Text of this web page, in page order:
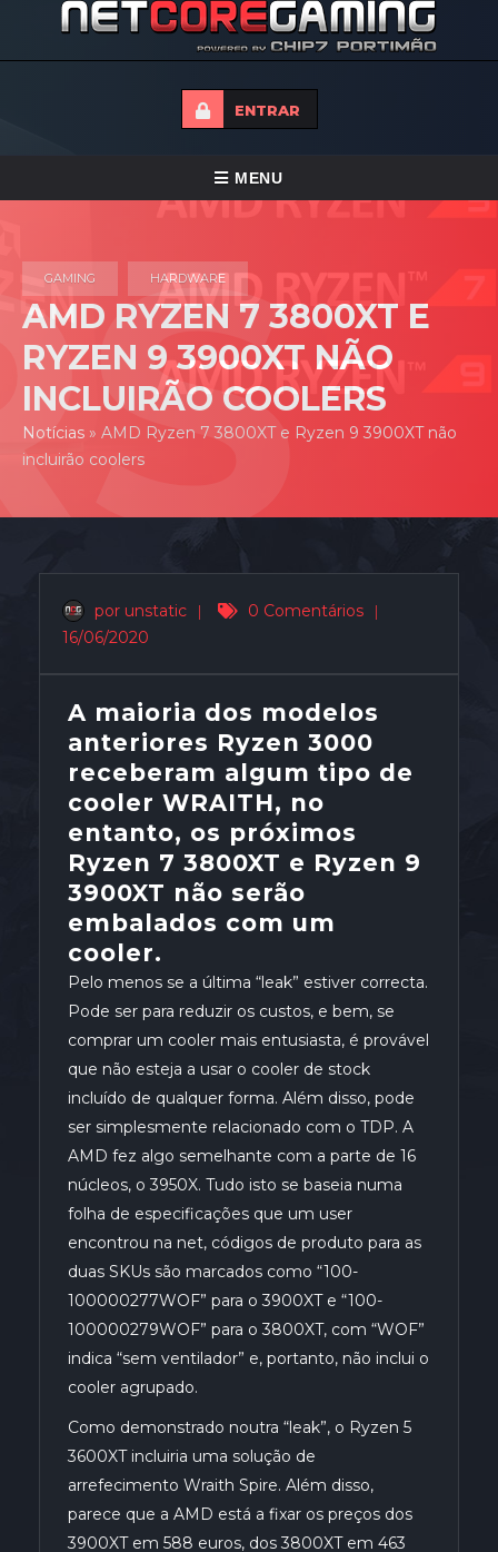
ENTRAR
ALTERNAR
MENU
TORNEIOS
NOTICIAS
FORUMS
CONTACTO
GAMING HARDWARE
AMD RYZEN 7 3800XT E
RYZEN 9 3900XT NÃO
INCLUIRÃO COOLERS
Notícias » AMD Ryzen 7 3800XT e Ryzen 9 3900XT não
incluirão coolers
por unstatic | 0 Comentários
|
16/06/2020
A maioria dos modelos
anteriores Ryzen 3000
receberam algum tipo de
cooler WRAITH, no
entanto, os próximos
Ryzen 7 3800XT e Ryzen 9
3900XT não serão
embalados com um
cooler.
Pelo menos se a última “leak” estiver correcta.
Pode ser para reduzir os custos, e bem, se
comprar um cooler mais entusiasta, é provável
que não esteja a usar o cooler de stock
incluído de qualquer forma. Além disso, pode
ser simplesmente relacionado com o TDP. A
AMD fez algo semelhante com a parte de 16
núcleos, o 3950X. Tudo isto se baseia numa
folha de especificações que um user
encontrou na net, códigos de produto para as
duas SKUs são marcados como “100-
100000277WOF” para o 3900XT e “100-
100000279WOF” para o 3800XT, com “WOF”
indica “sem ventilador” e, portanto, não inclui o
cooler agrupado.
Como demonstrado noutra “leak”, o Ryzen 5
3600XT incluiria uma solução de
arrefecimento Wraith Spire. Além disso,
parece que a AMD está a fixar os preços dos
3900XT em 588 euros, dos 3800XT em 463